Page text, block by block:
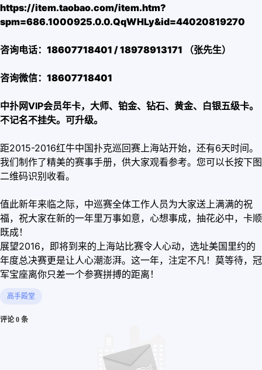
https://item.taobao.com/item.htm?
spm=686.1000925.0.0.QqWHLy&id=44020819270
咨询电话：18607718401 / 18978913171 （张先生）
咨询微信：18607718401
中扑网VIP会员年卡，大师、铂金、钻石、黄金、白银五级卡。
不记名不挂失。可升级。
距2015-2016红牛中国扑克巡回赛上海站开始，还有6天时间。
我们制作了精美的赛事手册，供大家观看参考。您可以长按下图
二维码识别收看。
值此新年来临之际，中巡赛全体工作人员为大家送上满满的祝
福，祝大家在新的一年里万事如意，心想事成，抽花必中，卡顺
既成！
展望2016，即将到来的上海站比赛令人心动，选址美国里约的
年度总决赛更是让人心潮澎湃。这一年，注定不凡！莫等待，冠
军宝座离你只差一个参赛拼搏的距离！
高手殿堂
评论 0 条